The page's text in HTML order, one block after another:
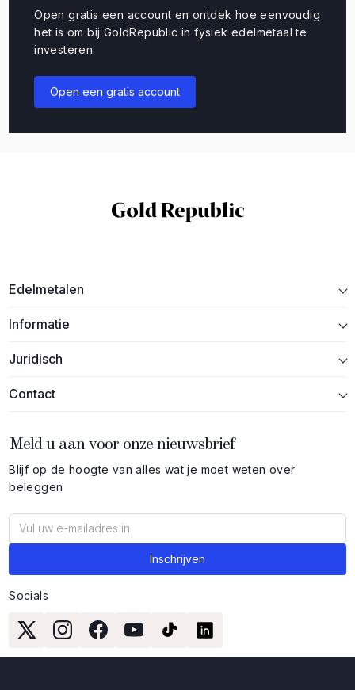
Open gratis een account en ontdek hoe eenvoudig
het is om bij GoldRepublic in fysiek edelmetaal te
investeren.
Open een gratis account
Edelmetalen
Informatie
Juridisch
Contact
Meld u aan voor onze nieuwsbrief
Blijf op de hoogte van alles wat je moet weten over
beleggen
Socials